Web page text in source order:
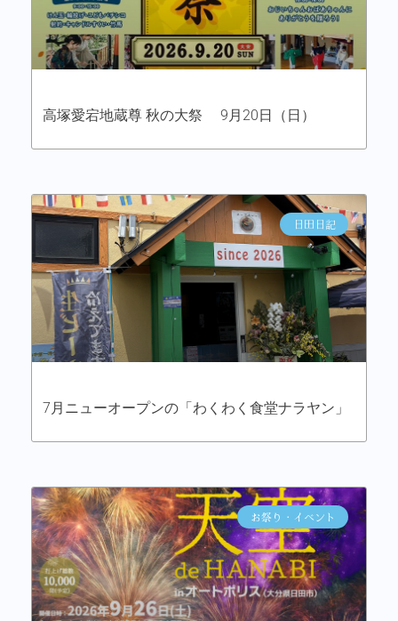
高塚愛宕地蔵尊 秋の大祭 9月20日（日）
日田日記
7月ニューオープンの「わくわく食堂ナラヤン」
お祭り・イベント